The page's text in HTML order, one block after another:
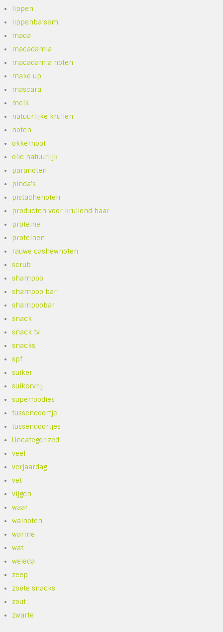
lippen
lippenbalsem
maca
macadamia
macadamia noten
make up
mascara
melk
natuurlijke krullen
noten
okkernoot
olie natuurlijk
paranoten
pinda's
pistachenoten
producten voor krullend haar
proteine
proteinen
rauwe cashewnoten
scrub
shampoo
shampoo bar
shampoobar
snack
snack tv
snacks
spf
suiker
suikervrij
superfoodies
tussendoortje
tussendoortjes
Uncategorized
veel
verjaardag
vet
vijgen
waar
walnoten
warme
wat
weleda
zeep
zoete snacks
zout
zwarte